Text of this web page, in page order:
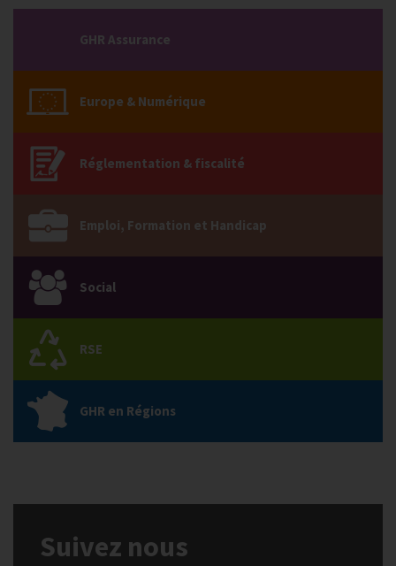
GHR Assurance
Europe & Numérique
Réglementation & fiscalité
Emploi, Formation et Handicap
Social
RSE
GHR en Régions
Suivez nous